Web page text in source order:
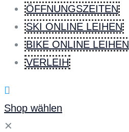
ÖFFNUNGSZEITEN
SKI ONLINE LEIHEN
BIKE ONLINE LEIHEN
VERLEIH
Shop wählen
✕